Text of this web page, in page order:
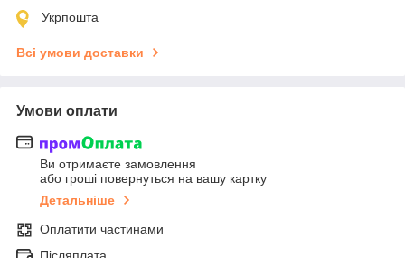
Укрпошта
Всі умови доставки
Умови оплати
Ви отримаєте замовлення
або гроші повернуться на вашу картку
Детальніше
Оплатити частинами